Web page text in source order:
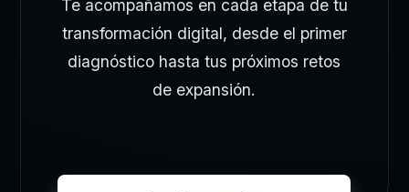
Te acompañamos en cada etapa de tu
transformación digital, desde el primer
diagnóstico hasta tus próximos retos
de expansión.